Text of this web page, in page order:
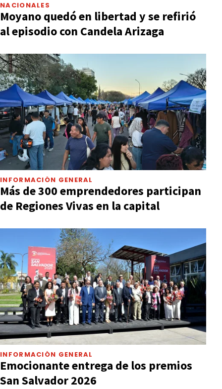
NACIONALES
Moyano quedó en libertad y se refirió
al episodio con Candela Arizaga
INFORMACIÓN GENERAL
Más de 300 emprendedores participan
de Regiones Vivas en la capital
INFORMACIÓN GENERAL
Emocionante entrega de los premios
San Salvador 2026